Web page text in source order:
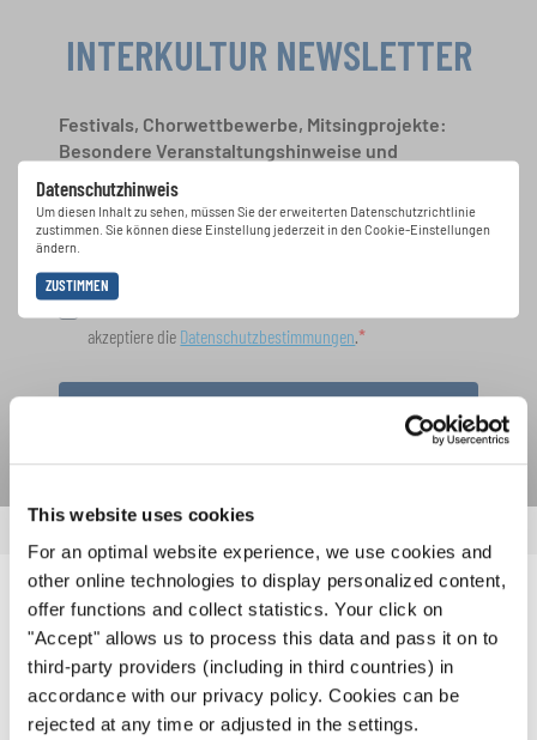
This website uses cookies
For an optimal website experience, we use cookies and
other online technologies to display personalized content,
offer functions and collect statistics. Your click on
"Accept" allows us to process this data and pass it on to
third-party providers (including in third countries) in
accordance with our privacy policy. Cookies can be
rejected at any time or adjusted in the settings.
Datenschutzhinweis
Um diesen Inhalt zu sehen, müssen Sie der erweiterten Datenschutzrichtlinie
zustimmen. Sie können diese Einstellung jederzeit in den Cookie-Einstellungen
ändern.
ZUSTIMMEN
INTERKULTUR NEWSLETTER
Festivals, Chorwettbewerbe, Mitsingprojekte:
Besondere Veranstaltungshinweise und
kostenlosen INTERKULTUR-Newsletter.
akzeptiere die Datenschutzbestimmungen .
ANMELDEN
VERWANDTE NEWS